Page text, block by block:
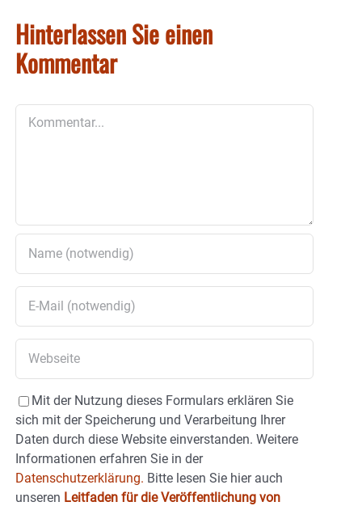
Hinterlassen Sie einen
Kommentar
Mit der Nutzung dieses Formulars erklären Sie
sich mit der Speicherung und Verarbeitung Ihrer
Daten durch diese Website einverstanden. Weitere
Informationen erfahren Sie in der
Datenschutzerklärung. Bitte lesen Sie hier auch
unseren Leitfaden für die Veröffentlichung von